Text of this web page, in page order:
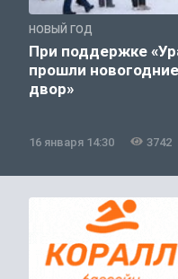
НОВЫЙ ГОД
При поддержке
прошли
двор»
16 января 14:30 3742